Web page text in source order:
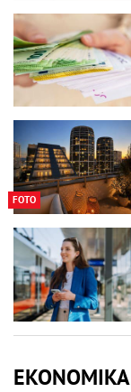
FOTO
EKONOMIKA